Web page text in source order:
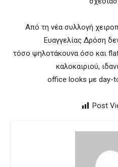
Από τη νέα συλλογή
Ευαγγελίας Δρόση
τόσο ψηλοτάκουνα όσο και
καλοκαιριού,
office looks με day-
Post